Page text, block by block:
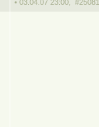
• 03.04.07 23:00, #25081